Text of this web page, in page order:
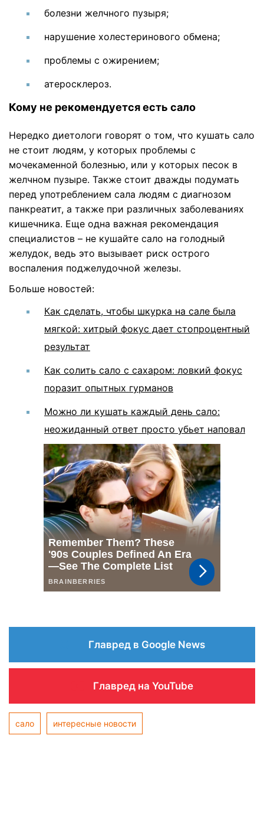
болезни желчного пузыря;
нарушение холестеринового обмена;
проблемы с ожирением;
атеросклероз.
Кому не рекомендуется есть сало
Нередко диетологи говорят о том, что кушать сало
не стоит людям, у которых проблемы с
мочекаменной болезнью, или у которых песок в
желчном пузыре. Также стоит дважды подумать
перед употреблением сала людям с диагнозом
панкреатит, а также при различных заболеваниях
кишечника. Еще одна важная рекомендация
специалистов – не кушайте сало на голодный
желудок, ведь это вызывает риск острого
воспаления поджелудочной железы.
Больше новостей:
Как сделать, чтобы шкурка на сале была
мягкой: хитрый фокус дает стопроцентный
результат
Как солить сало с сахаром: ловкий фокус
поразит опытных гурманов
Можно ли кушать каждый день сало:
неожиданный ответ просто убьет наповал
Главред в Google News
Главред на YouTube
сало интересные новости